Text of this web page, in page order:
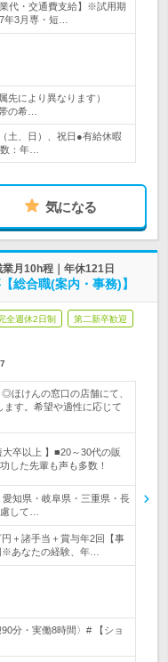
代・交通費支給】※試用期
年3月専・短…
先により異なります）
の希…
土、日）、祝日●有給休暇
：年…
気になる
月10h程｜年休121日
総合職(案内・事務)】
全週休2日制 第二新卒歓迎
ほけんの窓口の店舗にて、
す。希望や適性に応じて
大卒以上 】■20～30代の販
した先輩も声も多数！
知県・岐阜県・三重県・長
して…
＋諸手当＋賞与年2回【事
※あなたの経験、年…
分・実働8時間〉# 【ショ